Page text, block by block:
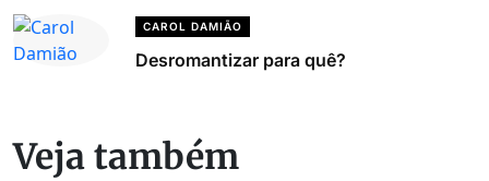
CAROL DAMIÃO
Desromantizar para quê?
Veja também